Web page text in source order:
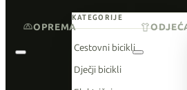
KATEGORIJE
Cestovni bicikli
Dječji bicikli
OPREMA